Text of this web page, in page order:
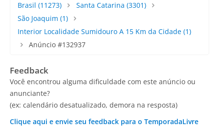
Brasil (11273) Santa Catarina (3301)
São Joaquim (1)
Interior Localidade Sumidouro A 15 Km da Cidade (1)
Anúncio #132937
Feedback
Você encontrou alguma dificuldade com este anúncio ou
anunciante?
(ex: calendário desatualizado, demora na resposta)
Clique aqui e envie seu feedback para o TemporadaLivre